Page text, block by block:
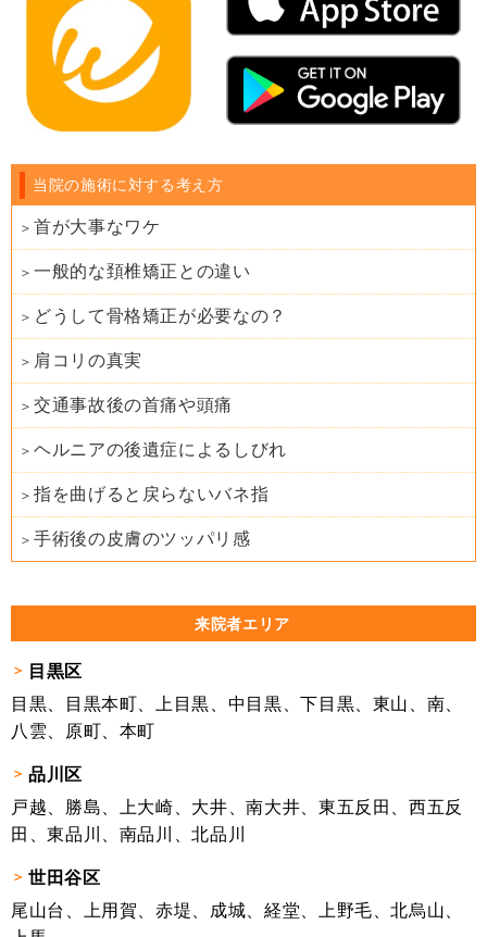
当院の施術に対する考え方
首が大事なワケ
一般的な頚椎矯正との違い
どうして骨格矯正が必要なの？
肩コリの真実
交通事故後の首痛や頭痛
ヘルニアの後遺症によるしびれ
指を曲げると戻らないバネ指
手術後の皮膚のツッパリ感
来院者エリア
目黒区
目黒、目黒本町、上目黒、中目黒、下目黒、東山、南、
八雲、原町、本町
品川区
戸越、勝島、上大崎、大井、南大井、東五反田、西五反
田、東品川、南品川、北品川
世田谷区
尾山台、上用賀、赤堤、成城、経堂、上野毛、北烏山、